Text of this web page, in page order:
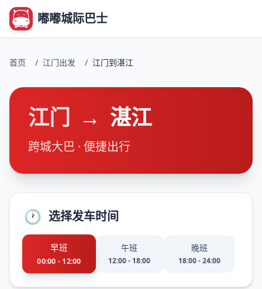
嘟嘟城际巴士
首页 / 江门出发 / 江门到湛江
江门 → 湛江
跨城大巴 · 便捷出行
🕐 选择发车时间
早班
00:00 - 12:00
午班
12:00 - 18:00
晚班
18:00 - 24:00